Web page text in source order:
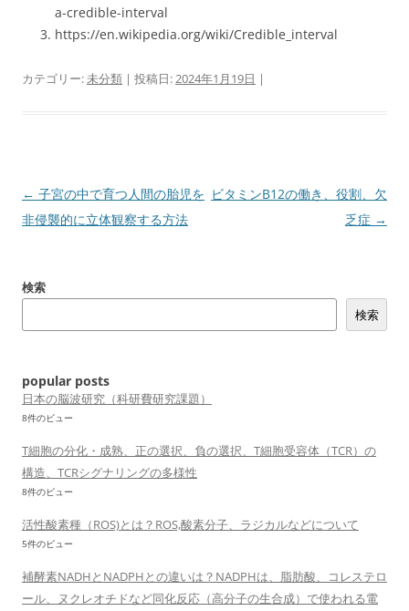
a-credible-interval
https://en.wikipedia.org/wiki/Credible_interval
カテゴリー:未分類 | 投稿日:2024年1月19日 |
投
稿
ゲ
ン
← 子宮の中で育つ人間の胎児を
非侵襲的に立体観察する方法
ビタミンB12の働き、役割、欠
乏症 →
検索
検索
popular posts
日本の脳波研究（科研費研究課題）
8件のビュー
T細胞の分化・成熟、正の選択、負の選択、T細胞受容体（TCR）の
構造、TCRシグナリングの多様性
8件のビュー
活性酸素種（ROS)とは？ROS,酸素分子、ラジカルなどについて
5件のビュー
補酵素NADHとNADPHとの違いは？NADPHは、脂肪酸、コレステロ
ール、ヌクレオチドなど同化反応（高分子の生合成）で使われる電